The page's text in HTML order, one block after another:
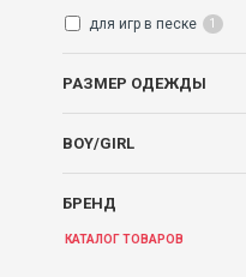
БРЕНД
РАЗМЕР ОДЕЖДЫ
BOY/GIRL
для игр в песке 1
КАТАЛОГ ТОВАРОВ